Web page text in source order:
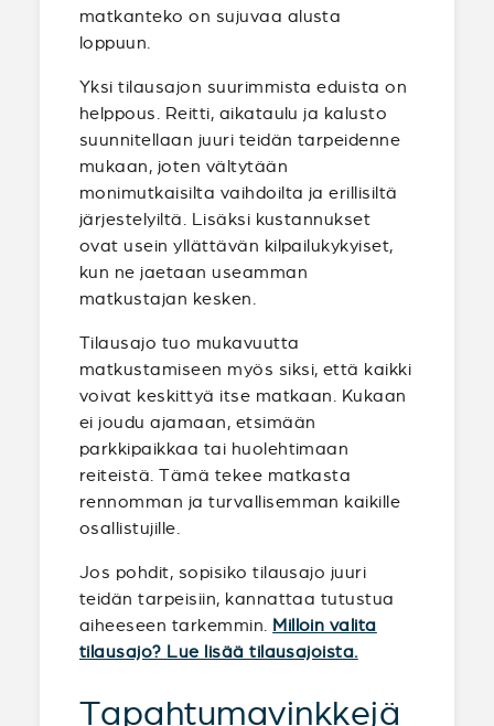
matkanteko on sujuvaa alusta
loppuun.
Yksi tilausajon suurimmista eduista on
helppous. Reitti, aikataulu ja kalusto
suunnitellaan juuri teidän tarpeidenne
mukaan, joten vältytään
monimutkaisilta vaihdoilta ja erillisiltä
järjestelyiltä. Lisäksi kustannukset
ovat usein yllättävän kilpailukykyiset,
kun ne jaetaan useamman
matkustajan kesken.
Tilausajo tuo mukavuutta
matkustamiseen myös siksi, että kaikki
voivat keskittyä itse matkaan. Kukaan
ei joudu ajamaan, etsimään
parkkipaikkaa tai huolehtimaan
reiteistä. Tämä tekee matkasta
rennomman ja turvallisemman kaikille
osallistujille.
Jos pohdit, sopisiko tilausajo juuri
teidän tarpeisiin, kannattaa tutustua
aiheeseen tarkemmin. Milloin valita
tilausajo? Lue lisää tilausajoista.
Tapahtumavinkkejä